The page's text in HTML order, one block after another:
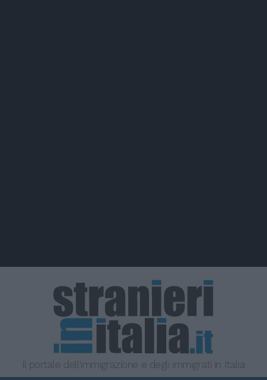
Il portale dell'immigrazione e degli immigrati in Italia